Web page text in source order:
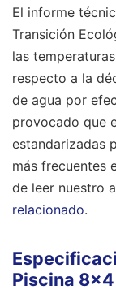
El informe
Transición
las
respecto a la
de agua por
provocado que
estandarizadas
más frecuentes
de leer nuestro
relacionado.
Piscina